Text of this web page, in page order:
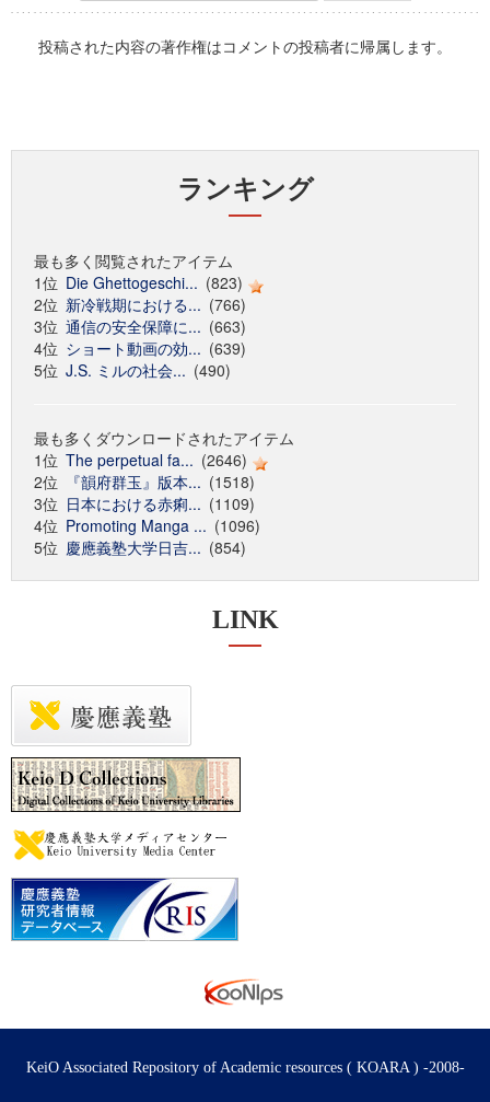
投稿された内容の著作権はコメントの投稿者に帰属します。
ランキング
最も多く閲覧されたアイテム
1位 Die Ghettogeschi... (823)
2位 新冷戦期における... (766)
3位 通信の安全保障に... (663)
4位 ショート動画の効... (639)
5位 J.S. ミルの社会... (490)
最も多くダウンロードされたアイテム
1位 The perpetual fa... (2646)
2位
『韻府群玉』版本... (1518)
3位 日本における赤痢... (1109)
4位 Promoting Manga ... (1096)
5位 慶應義塾大学日吉... (854)
LINK
KeiO Associated Repository of Academic resources ( KOARA ) -2008-